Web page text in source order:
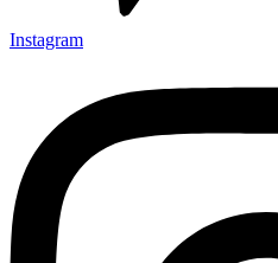
Instagram